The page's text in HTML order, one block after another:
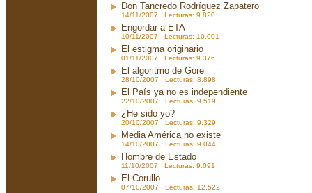
Don Tancredo Rodríguez Zapatero
14/11/2007 Lecturas: 9.820
Engordar a ETA
10/11/2007 Lecturas: 10.001
El estigma originario
01/11/2007 Lecturas: 9.376
El algoritmo de Gore
28/10/2007 Lecturas: 8.898
El País ya no es independiente
22/10/2007 Lecturas: 9.519
¿He sido yo?
20/10/2007 Lecturas: 9.329
Media América no existe
14/10/2007 Lecturas: 9.044
Hombre de Estado
11/10/2007 Lecturas: 9.091
El Corullo
07/10/2007 Lecturas: 12.522